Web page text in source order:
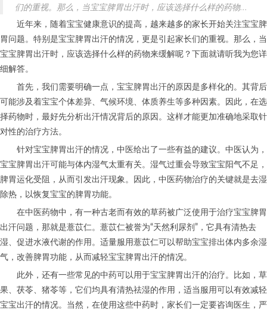
们的重视。那么，当宝宝脾胃出汗时，应该选择什么样的药物...
近年来，随着宝宝健康意识的提高，越来越多的家长开始关注宝宝脾
胃问题。特别是宝宝脾胃出汗的情况，更是引起家长们的重视。那么，当
宝宝脾胃出汗时，应该选择什么样的药物来缓解呢？下面就请听我为您详
细解答。
首先，我们需要明确一点，宝宝脾胃出汗的原因是多样化的。其背后
可能涉及着宝宝个体差异、气候环境、体质养生等多种因素。因此，在选
择药物时，最好先分析出汗情况背后的原因。这样才能更加准确地采取针
对性的治疗方法。
针对宝宝脾胃出汗的情况，中医给出了一些有益的建议。中医认为，
宝宝脾胃出汗可能与体内湿气太重有关。湿气过重会导致宝宝阳气不足，
脾胃运化受阻，从而引发出汗现象。因此，中医药物治疗的关键就是去湿
除热，以恢复宝宝的脾胃功能。
在中医药物中，有一种古老而有效的草药被广泛使用于治疗宝宝脾胃
出汗问题，那就是薏苡仁。薏苡仁被誉为“天然利尿剂”，它具有清热去
湿、促进水液代谢的作用。适量服用薏苡仁可以帮助宝宝排出体内多余湿
气，改善脾胃功能，从而减轻宝宝脾胃出汗的情况。
此外，还有一些常见的中药可以用于宝宝脾胃出汗的治疗。比如，草
果、茯苓、猪苓等，它们均具有清热祛湿的作用，适当服用可以有效减轻
宝宝出汗的情况。当然，在使用这些中药时，家长们一定要咨询医生，严